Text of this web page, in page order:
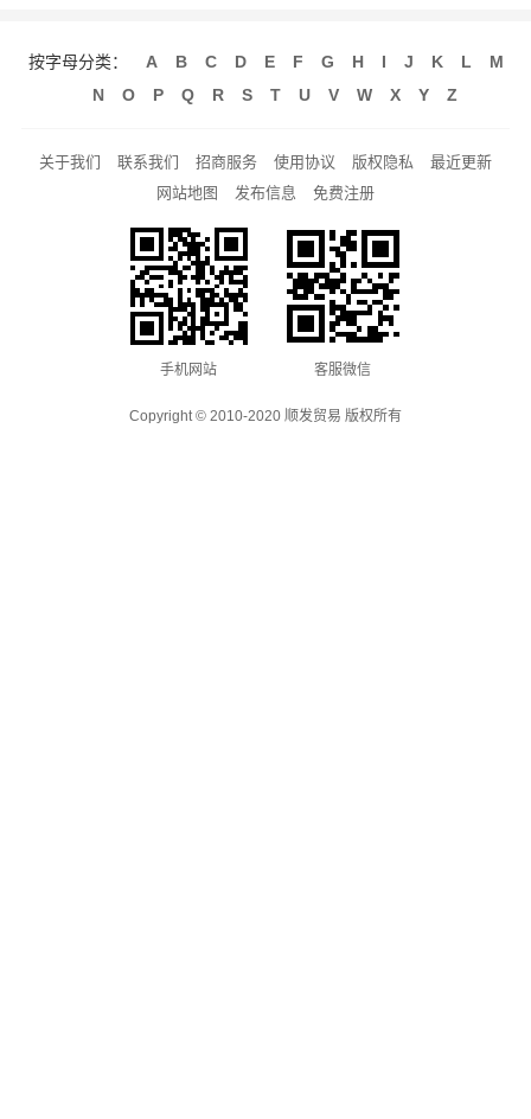
按字母分类： A B C D E F G H I J K L
M
N
O P Q R S T U V W X Y Z
关于我们 联系我们 招商服务 使用协议 版权隐私
最近更新
网站地图
发布信息 免费注册
手机网站 客服微信
Copyright © 2010-2020 顺发贸易 版权所有